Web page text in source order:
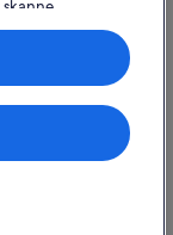
enerett. Expedia
som tilhører
og/eller få
tilpasset